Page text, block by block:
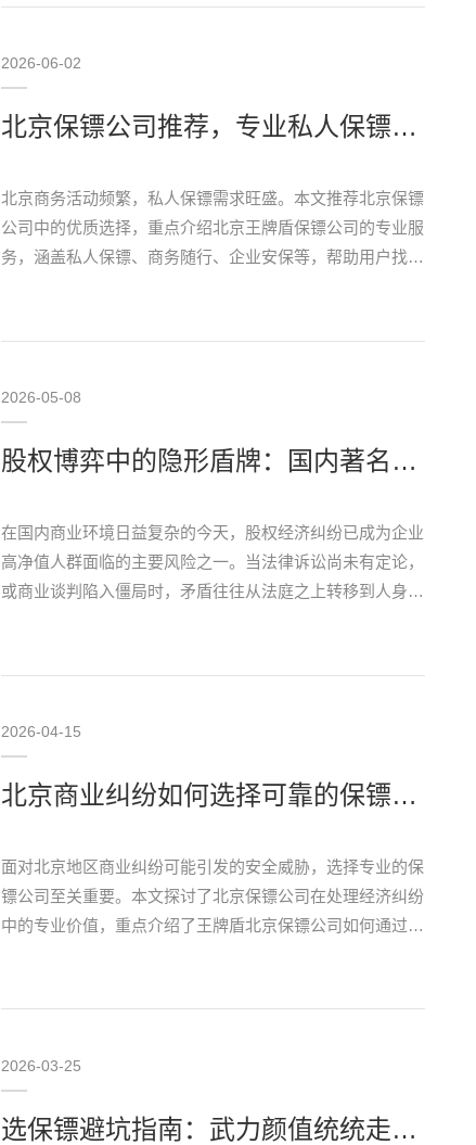
2026-06-02
北京保镖公司推荐，专业私人保镖服务放心选
北京商务活动频繁，私人保镖需求旺盛。本文推荐北京保镖
公司中的优质选择，重点介绍北京王牌盾保镖公司的专业服
务，涵盖私人保镖、商务随行、企业安保等，帮助用户找到
2026-05-08
股权博弈中的隐形盾牌：国内著名保镖公司如何化解经济纠纷危机
在国内商业环境日益复杂的今天，股权经济纠纷已成为企业
高净值人群面临的主要风险之一。当法律诉讼尚未有定论，
或商业谈判陷入僵局时，矛盾往往从法庭之上转移到人身安
2026-04-15
北京商业纠纷如何选择可靠的保镖公司？王牌盾提供专业安保方案
面对北京地区商业纠纷可能引发的安全威胁，选择专业的保
镖公司至关重要。本文探讨了北京保镖公司在处理经济纠纷
中的专业价值，重点介绍了王牌盾北京保镖公司如何通过风
2026-03-25
选保镖避坑指南：武力颜值统统走开，隐私保护才是关键
手机